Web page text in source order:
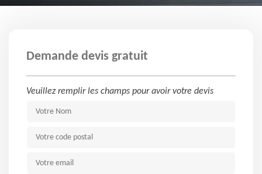
Demande devis gratuit
Veuillez remplir les champs pour avoir votre devis